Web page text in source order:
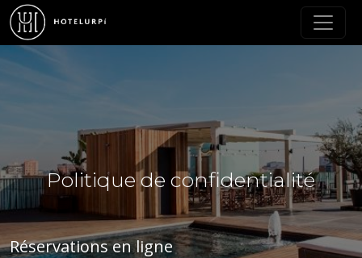
Politique de confidentialité
Réservations en ligne